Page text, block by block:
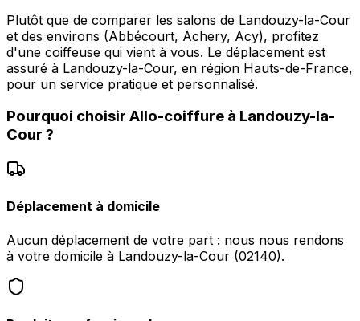
Plutôt que de comparer les salons de Landouzy-la-Cour
et des environs (Abbécourt, Achery, Acy), profitez
d'une coiffeuse qui vient à vous. Le déplacement est
assuré à Landouzy-la-Cour, en région Hauts-de-France,
pour un service pratique et personnalisé.
Pourquoi choisir Allo-coiffure à Landouzy-la-
Cour ?
Déplacement à domicile
Aucun déplacement de votre part : nous nous rendons
à votre domicile à Landouzy-la-Cour (02140).